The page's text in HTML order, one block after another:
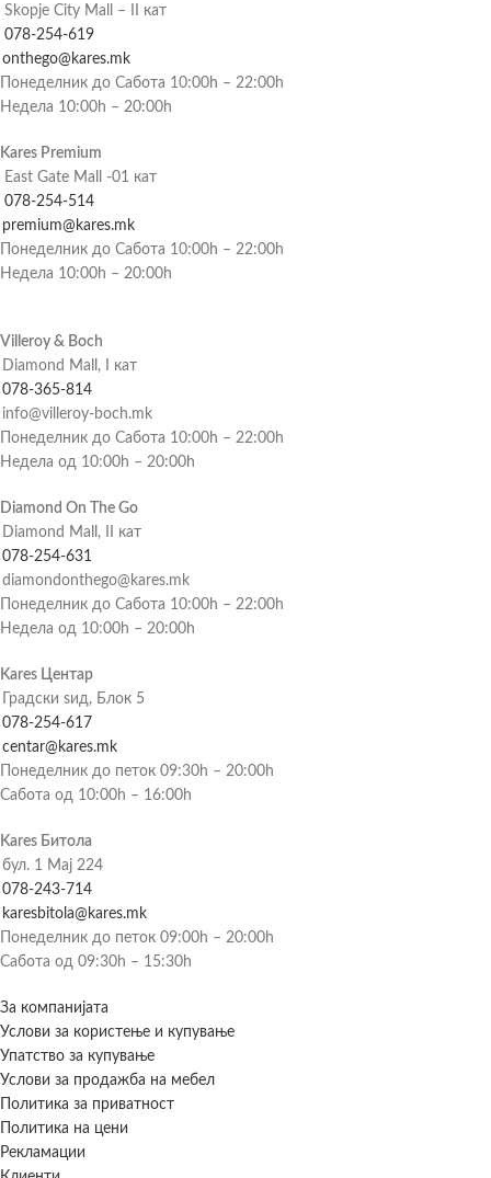
Skopje City Mall – II кат
078-254-619
onthego@kares.mk
Понеделник до Сабота 10:00h – 22:00h
Недела 10:00h – 20:00h
Kares Premium
East Gate Mall -01 кат
078-254-514
premium@kares.mk
Понеделник до Сабота 10:00h – 22:00h
Недела 10:00h – 20:00h
Villeroy & Boch
Diamond Mall, I кат
078-365-814
info@villeroy-boch.mk
Понеделник до Сабота 10:00h – 22:00h
Недела од 10:00h – 20:00h
Diamond On The Go
Diamond Mall, II кат
078-254-631
diamondonthego@kares.mk
Понеделник до Сабота 10:00h – 22:00h
Недела од 10:00h – 20:00h
Kares Центар
Градски ѕид, Блок 5
078-254-617
centar@kares.mk
Понеделник до петок 09:30h – 20:00h
Сабота од 10:00h – 16:00h
Kares Битола
бул. 1 Мај 224
078-243-714
karesbitola@kares.mk
Понеделник до петок 09:00h – 20:00h
Сабота од 09:30h – 15:30h
За компанијата
Услови за користење и купување
Упатство за купување
Услови за продажба на мебел
Политика за приватност
Политика на цени
Рекламации